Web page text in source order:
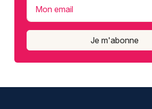
Mon email
Je m'abonne